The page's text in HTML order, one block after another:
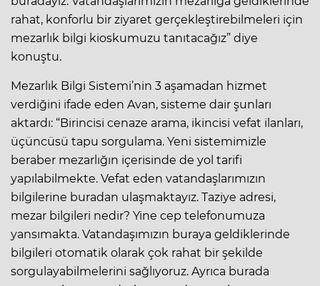
rahat, konforlu bir ziyaret gerçekleştirebilmeleri için
mezarlık bilgi kioskumuzu tanıtacağız” diye
konuştu.
Mezarlık Bilgi Sistemi’nin 3 aşamadan hizmet
verdiğini ifade eden Avan, sisteme dair şunları
aktardı: “Birincisi cenaze arama, ikincisi vefat ilanları,
üçüncüsü tapu sorgulama. Yeni sistemimizle
beraber mezarlığın içerisinde de yol tarifi
yapılabilmekte. Vefat eden vatandaşlarımızın
bilgilerine buradan ulaşmaktayız. Taziye adresi,
mezar bilgileri nedir? Yine cep telefonumuza
yansımakta. Vatandaşımızın buraya geldiklerinde
bilgileri otomatik olarak çok rahat bir şekilde
sorgulayabilmelerini sağlıyoruz. Ayrıca burada